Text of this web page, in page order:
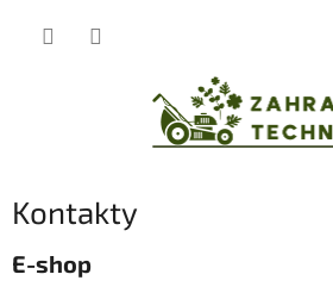
Kontakty
E-shop